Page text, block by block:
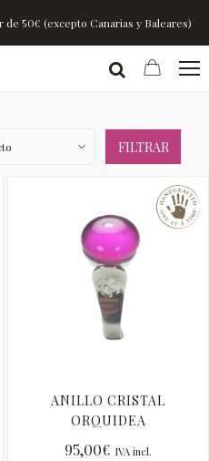
de 50€ (excepto Canarias y Baleares)
FILTRAR
ANILLO CRISTAL
ORQUIDEA
95,00€ IVA incl.